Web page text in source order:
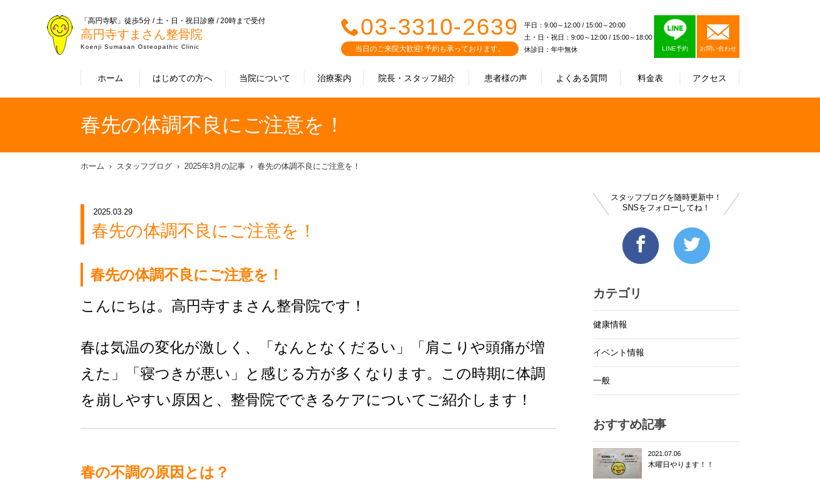
「高円寺駅」徒歩5分 / 土・日・祝日診療 / 20時まで受付
高円寺すまさん整骨院
Koenji Sumasan Osteopathic Clinic
ホーム はじめての方へ 当院について 治療案内 院長・スタッフ紹介 患者様の声 よくある質問 料金表 アクセス
03-3310-2639
当日のご来院大歓迎! 予約も承っております。
平日：9:00～12:00 / 15:00～20:00
土・日・祝日：9:00～12:00 / 15:00～18:00
休診日：年中無休
LINE予約 お問い合わせ
春先の体調不良にご注意を！
ホーム スタッフブログ 2025年3月の記事 春先の体調不良にご注意を！
2025.03.29
春先の体調不良にご注意を！
春先の体調不良にご注意を！
こんにちは。高円寺すまさん整骨院です！
春は気温の変化が激しく、「なんとなくだるい」「肩こりや頭痛が増
えた」「寝つきが悪い」と感じる方が多くなります。この時期に体調
を崩しやすい原因と、整骨院でできるケアについてご紹介します！
春の不調の原因とは？
スタッフブログを随時更新中！
SNSをフォローしてね！
カテゴリ
健康情報
イベント情報
一般
おすすめ記事
2021.07.06
木曜日やります！！